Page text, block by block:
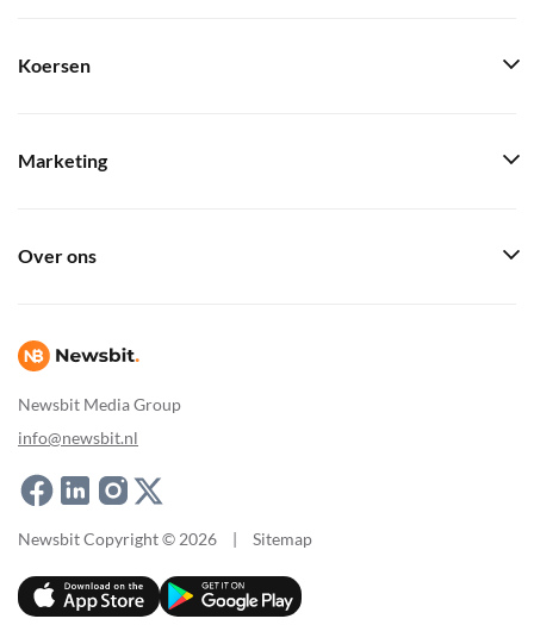
Newsbit Media Group
info@newsbit.nl
Koersen
Marketing
Over ons
Newsbit Copyright © 2026 | Sitemap